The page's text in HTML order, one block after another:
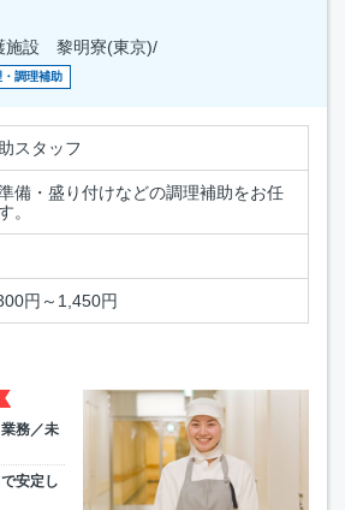
施設 黎明寮(東京)/
・調理補助
スタッフ
備・盛り付けなどの調理補助をお任
。
円～1,450円
務／未
安定し